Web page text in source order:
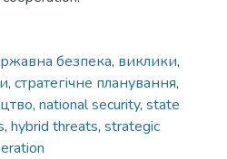
безпека, виклики,
, стратегічне планування,
, national security, state
, hybrid threats, strategic